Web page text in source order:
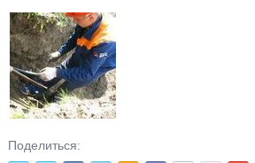
Поделиться: